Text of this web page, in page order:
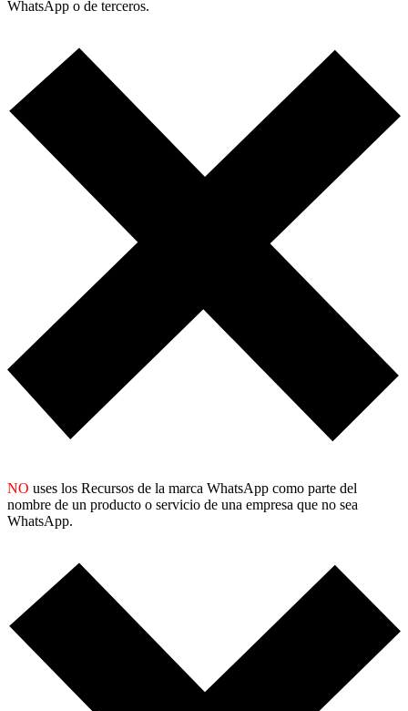
WhatsApp o de terceros.
NO uses los Recursos de la marca WhatsApp como parte del
nombre de un producto o servicio de una empresa que no sea
WhatsApp.